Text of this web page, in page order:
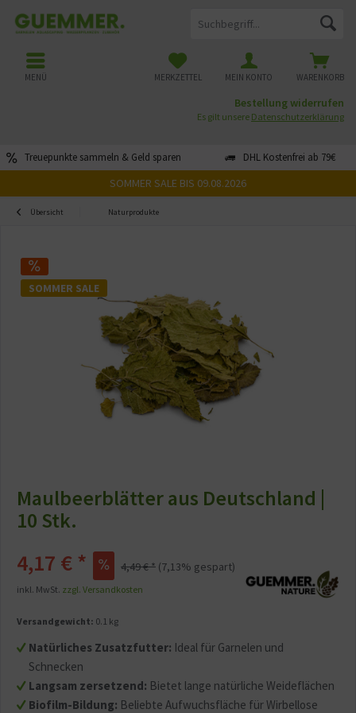
Treuepunkte sammeln & Geld sparen DHL Kostenfrei ab 79€
WARENKORB
MERKZETTEL MEIN KONTO
MENÜ
Bestellung widerrufen
Es gilt unsere Datenschutzerklärung
SOMMER SALE BIS 09.08.2026
Übersicht Naturprodukte
SOMMER SALE
Maulbeerblätter aus Deutschland |
10 Stk.
Natürliches Zusatzfutter: Ideal für Garnelen und
Schnecken
Langsam zersetzend: Bietet lange natürliche Weideflächen
Biofilm-Bildung: Beliebte Aufwuchsfläche für Wirbellose
4,17 € * 4,49 € * (7,13% gespart)
inkl. MwSt. zzgl. Versandkosten
Versandgewicht: 0.1 kg